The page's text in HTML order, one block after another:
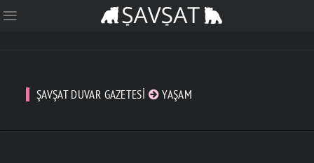
ŞAVŞAT DUVAR GAZETESI YAŞAM